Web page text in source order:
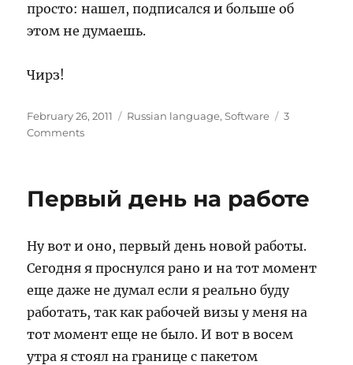
просто: нашел, подписался и больше об
этом не думаешь.
Чирз!
Posted
on
February 26, 2011 Categories
Russian language,Software
3
Commentson
Первый день на работе
Ну вот и оно, первый день новой работы.
Сегодня я проснулся рано и на тот момент
еще даже не думал если я реально буду
работать, так как рабочей визы у меня на
тот момент еще не было. И вот в восем
утра я стоял на границе с пакетом